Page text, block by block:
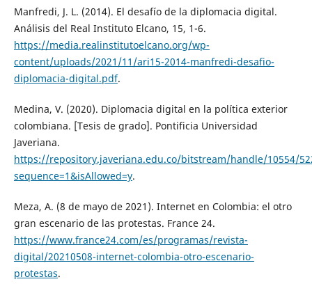
Manfredi, J. L. (2014). El desafío de la diplomacia digital.
Análisis del Real Instituto Elcano, 15, 1-6.
https://media.realinstitutoelcano.org/wp-
content/uploads/2021/11/ari15-2014-manfredi-desafio-
diplomacia-digital.pdf.
Medina, V. (2020). Diplomacia digital en la política exterior
colombiana. [Tesis de grado]. Pontificia Universidad
Javeriana.
https://repository.javeriana.edu.co/bitstream/handle/10554/
sequence=1&isAllowed=y.
Meza, A. (8 de mayo de 2021). Internet en Colombia: el otro
gran escenario de las protestas. France 24.
https://www.france24.com/es/programas/revista-
digital/20210508-internet-colombia-otro-escenario-
protestas.